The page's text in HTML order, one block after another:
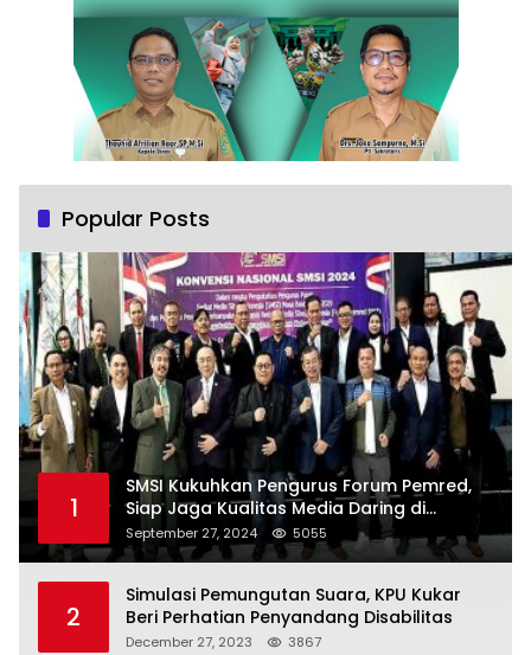
Popular Posts
1
SMSI Kukuhkan Pengurus Forum Pemred,
Siap Jaga Kualitas Media Daring di
Indonesia
September 27, 2024 5055
2
Simulasi Pemungutan Suara, KPU Kukar
Beri Perhatian Penyandang Disabilitas
December 27, 2023 3867